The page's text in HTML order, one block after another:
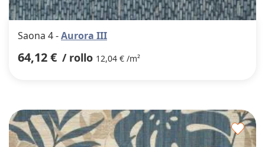
Saona 4 -Aurora III
64,12 € / rollo 12,04 € /m²
a